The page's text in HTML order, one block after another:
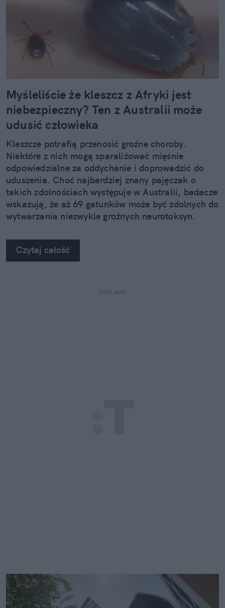
Myśleliście że kleszcz z Afryki jest
niebezpieczny? Ten z Australii może
udusić człowieka
Kleszcze potrafią przenosić groźne choroby.
Niektóre z nich mogą sparaliżować mięśnie
odpowiedzialne za oddychanie i doprowadzić do
uduszenia. Choć najbardziej znany pajęczak o
takich zdolnościach występuje w Australii, badacze
wskazują, że aż 69 gatunków może być zdolnych do
wytwarzania niezwykle groźnych neurotoksyn.
Czytaj całość
REKLAMA